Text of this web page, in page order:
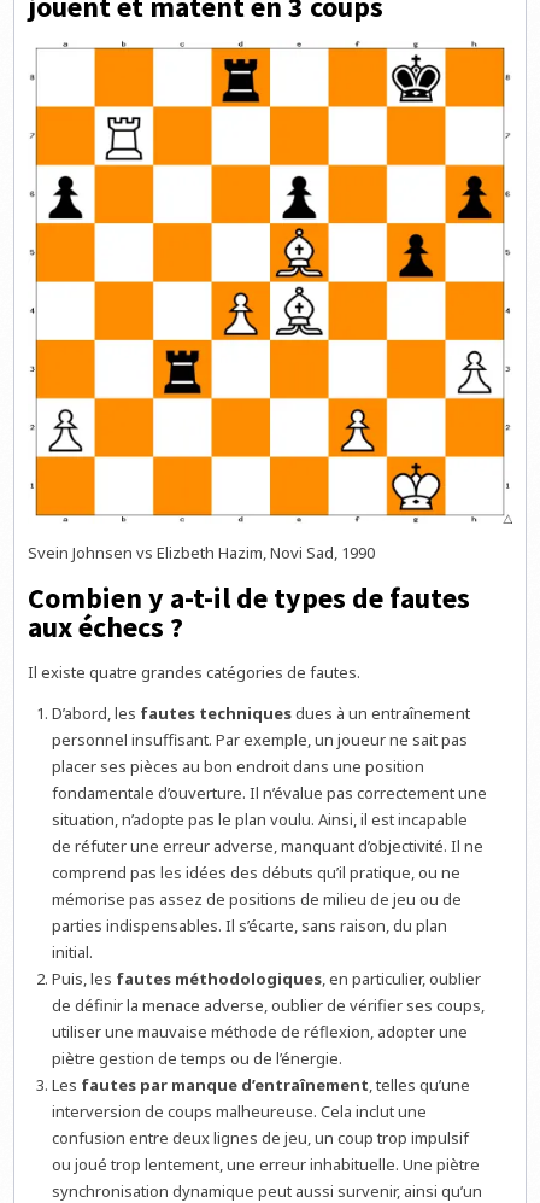
Svein Johnsen vs Elizbeth Hazim, Novi Sad, 1990
Combien y a-t-il de types de fautes
aux échecs ?
Il existe quatre grandes catégories de fautes.
D’abord, les fautes techniquesdues à un entraînement
personnel insuffisant. Par exemple, un joueur ne sait pas
placer ses pièces au bon endroit dans une position
fondamentale d’ouverture. Il n’évalue pas correctement une
situation, n’adopte pas le plan voulu. Ainsi, il est incapable
de réfuter une erreur adverse, manquant d’objectivité. Il ne
comprend pas les idées des débuts qu’il pratique, ou ne
mémorise pas assez de positions de milieu de jeu ou de
parties indispensables. Il s’écarte, sans raison, du plan
initial.
Puis, les fautes méthodologiques, en particulier, oublier
de définir la menace adverse, oublier de vérifier ses coups,
utiliser une mauvaise méthode de réflexion, adopter une
piètre gestion de temps ou de l’énergie.
Les fautes par manque d’entraînement, telles qu’une
interversion de coups malheureuse. Cela inclut une
confusion entre deux lignes de jeu, un coup trop impulsif
ou joué trop lentement, une erreur inhabituelle. Une piètre
synchronisation dynamique peut aussi survenir, ainsi qu’un